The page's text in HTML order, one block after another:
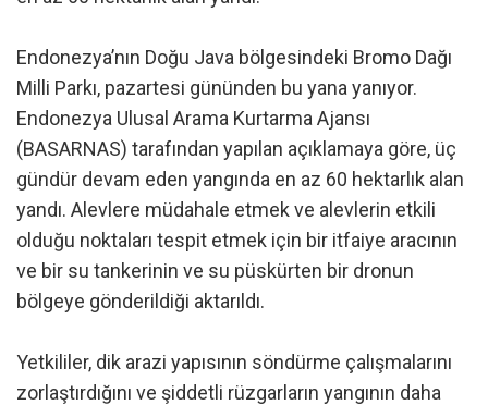
Endonezya’nın Doğu Java bölgesindeki Bromo Dağı
Milli Parkı, pazartesi gününden bu yana yanıyor.
Endonezya Ulusal Arama Kurtarma Ajansı
(BASARNAS) tarafından yapılan açıklamaya göre, üç
gündür devam eden yangında en az 60 hektarlık alan
yandı. Alevlere müdahale etmek ve alevlerin etkili
olduğu noktaları tespit etmek için bir itfaiye aracının
ve bir su tankerinin ve su püskürten bir dronun
bölgeye gönderildiği aktarıldı.
Yetkililer, dik arazi yapısının söndürme çalışmalarını
zorlaştırdığını ve şiddetli rüzgarların yangının daha